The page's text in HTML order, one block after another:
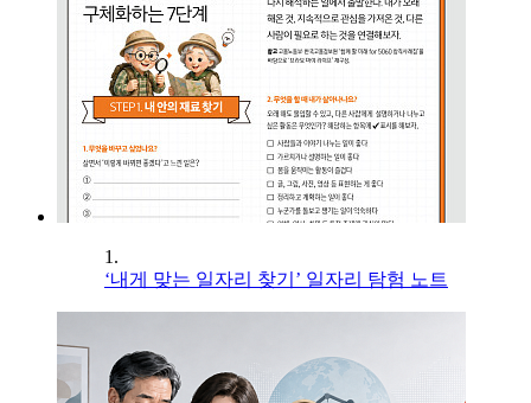
1.
‘내게 맞는 일자리 찾기’ 일자리 탐험 노트